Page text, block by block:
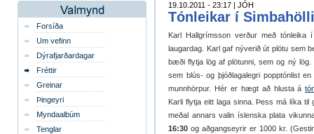
Forsíða
Um vefinn
Dýrafjarðardagar
Fréttir
Greinar
Þingeyri
Myndaalbúm
Tenglar
19.10.2011 - 23:17 | JÓH
Tónleikar í
Karl Hallgrímsson verður með tónleika
laugardag. Karl gaf nýverið út plötu sem
bæði flytja lög af plötunni, sem og ný
sem blús- og þjóðlagalegri popptónlist
munnhörpur. Hér er hægt að hlusta á
Karli flytja eitt laga sinna. Þess má líka til
meðal annars valin íslenska plata
16:30 og aðgangseyrir er 1000 kr.